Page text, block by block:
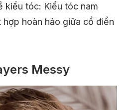
kiểu tóc: Kiểu tóc nam
hợp hoàn hảo giữa cổ điển
Messy